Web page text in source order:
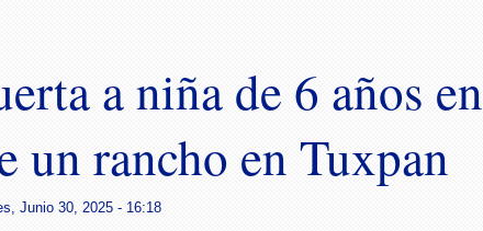
a niña de 6 años en
un rancho en Tuxpan
Junio 30, 2025 - 16:18